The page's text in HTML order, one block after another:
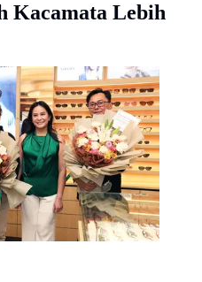
Kacamata Lebih
jadi lebih menenangkan
(Optik Tunggal)